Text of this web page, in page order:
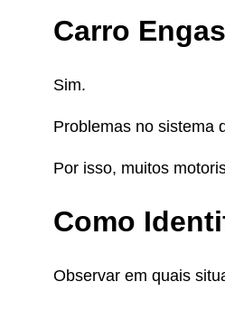
Carro
Sim.
Problemas no sistema
Por isso, muitos
Como
Observar em quais